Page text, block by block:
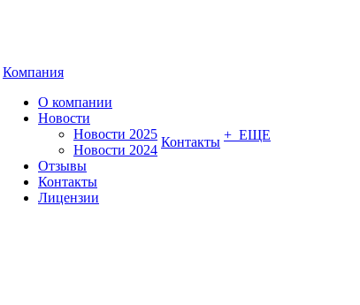
Компания
О компании
Новости
Новости 2025
Новости 2024
Отзывы
Контакты
Лицензии
Контакты + ЕЩЕ